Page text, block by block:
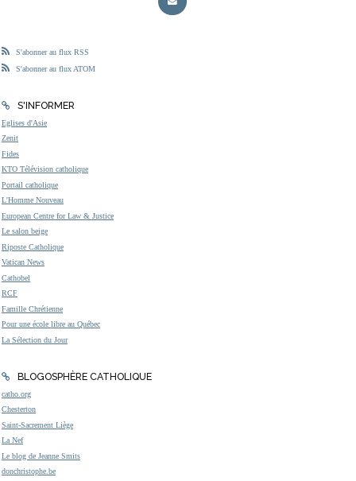
S'abonner au flux RSS
S'abonner au flux ATOM
S'INFORMER
Eglises d'Asie
Zenit
Fides
KTO Télévision catholique
Portail catholique
L'Homme Nouveau
European Centre for Law & Justice
Le salon beige
Riposte Catholique
Vatican News
Cathobel
RCF
Famille Chrétienne
Pour une école libre au Québec
La Sélection du Jour
BLOGOSPHÈRE CATHOLIQUE
catho.org
Chesterton
Saint-Sacrement Liège
La Nef
Le blog de Jeanne Smits
donchristophe.be